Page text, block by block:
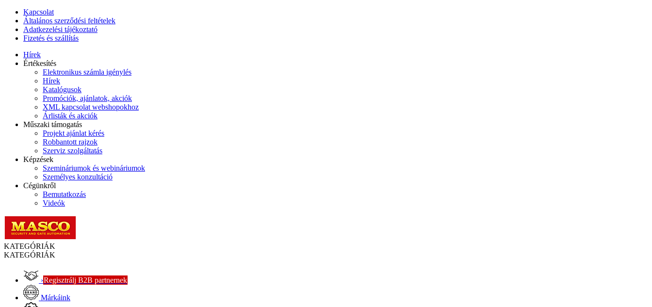
Kapcsolat
Általános szerződési feltételek
Adatkezelési tájékoztató
Fizetés és szállítás
Hírek
Értékesítés
Elektronikus számla igénylés
Hírek
Katalógusok
Promóciók, ajánlatok, akciók
XML kapcsolat webshopokhoz
Árlisták és akciók
Műszaki támogatás
Projekt ajánlat kérés
Robbantott rajzok
Szerviz szolgáltatás
Képzések
Szemináriumok és webináriumok
Személyes konzultáció
Cégünkről
Bemutatkozás
Videók
KATEGÓRIÁK
KATEGÓRIÁK
›Regisztrálj B2B partnernek
Márkáink